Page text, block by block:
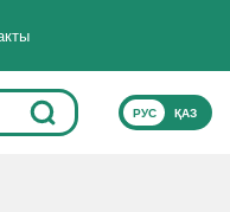
ВЫБЕРИТЕ ЯЗЫК
РУС
ҚАЗ